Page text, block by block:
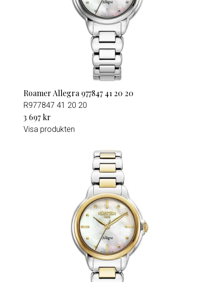
Roamer Allegra 977847 41 20 20
R977847 41 20 20
3 697 kr
Visa produkten